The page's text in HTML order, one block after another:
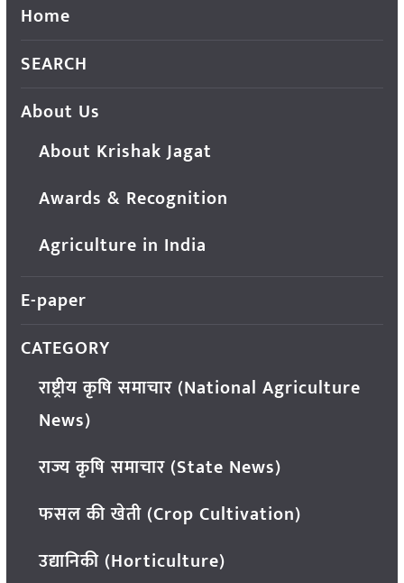
Home
SEARCH
About Us
About Krishak Jagat
Awards & Recognition
Agriculture in India
E-paper
CATEGORY
राष्ट्रीय कृषि समाचार (National Agriculture
News)
राज्य कृषि समाचार (State News)
फसल की खेती (Crop Cultivation)
उद्यानिकी (Horticulture)